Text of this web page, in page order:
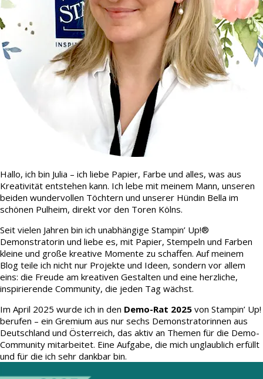
Hallo, ich bin Julia – ich liebe Papier, Farbe und alles, was aus
Kreativität entstehen kann. Ich lebe mit meinem Mann, unseren
beiden wundervollen Töchtern und unserer Hündin Bella im
schönen Pulheim, direkt vor den Toren Kölns.
Seit vielen Jahren bin ich unabhängige Stampin’ Up!®
Demonstratorin und liebe es, mit Papier, Stempeln und Farben
kleine und große kreative Momente zu schaffen. Auf meinem
Blog teile ich nicht nur Projekte und Ideen, sondern vor allem
eins: die Freude am kreativen Gestalten und eine herzliche,
inspirierende Community, die jeden Tag wächst.
Im April 2025 wurde ich in den Demo-Rat 2025 von Stampin’ Up!
berufen – ein Gremium aus nur sechs Demonstratorinnen aus
Deutschland und Österreich, das aktiv an Themen für die Demo-
Community mitarbeitet. Eine Aufgabe, die mich unglaublich erfüllt
und für die ich sehr dankbar bin.